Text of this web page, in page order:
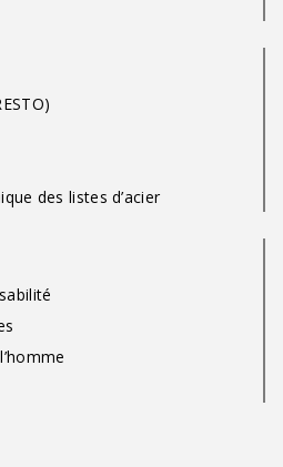
des listes d’acier